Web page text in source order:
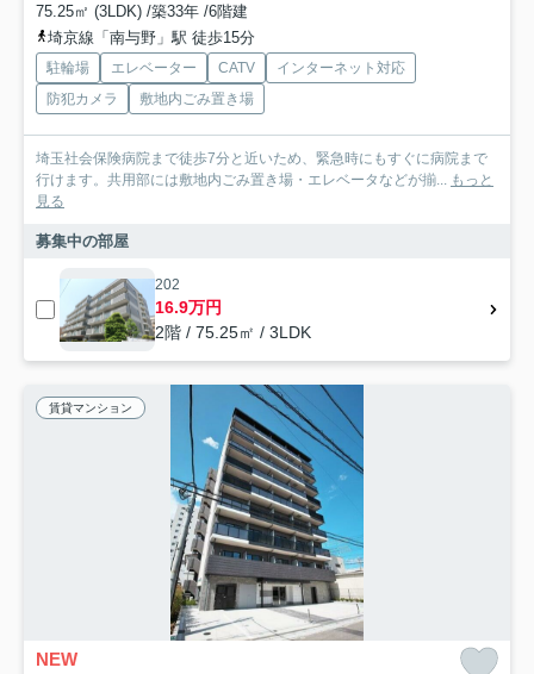
75.25㎡ (3LDK) /築33年 /6階建
埼京線「南与野」駅 徒歩15分
駐輪場 エレベーター CATV
インターネット対応
防犯カメラ
敷地内ごみ置き場
埼玉社会保険病院まで徒歩7分と近いため、緊急時にもすぐに病院まで
行けます。共用部には敷地内ごみ置き場・エレベータなどが揃... もっと
見る
募集中の部屋
202
16.9万円
2階 / 75.25㎡ / 3LDK
賃貸マンション
NEW